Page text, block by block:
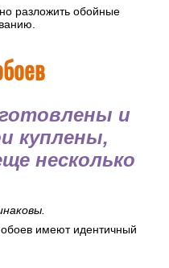
разложить обойные
и
куплены,
несколько
обоев имеют идентичный